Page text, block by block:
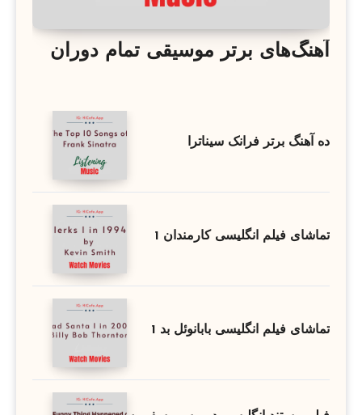
آهنگ‌های برتر موسیقی تمام دوران
ده آهنگ برتر فرانک سیناترا
تماشای فیلم انگلیسی کارمندان 1
تماشای فیلم انگلیسی بابانوئل بد 1